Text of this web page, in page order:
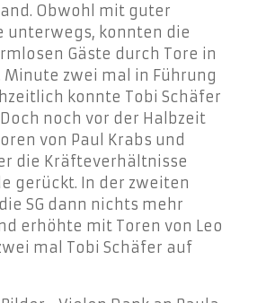
Obwohl mit guter
unterwegs, konnten die
Gäste durch Tore in
Minute zwei mal in Führung
konnte Tobi Schäfer
noch vor der Halbzeit
von Paul Krabs und
die Kräfteverhältnisse
gerückt. In der zweiten
SG dann nichts mehr
erhöhte mit Toren von Leo
mal Tobi Schäfer auf